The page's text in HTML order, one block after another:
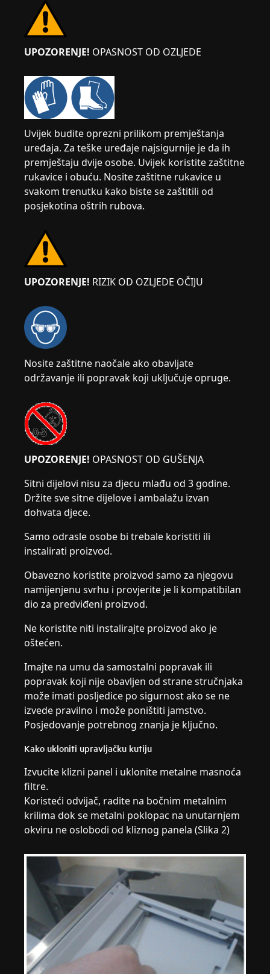
UPOZORENJE! OPASNOST OD OZLJEDE
Uvijek budite oprezni prilikom premještanja
uređaja. Za teške uređaje najsigurnije je da ih
premještaju dvije osobe. Uvijek koristite zaštitne
rukavice i obuću. Nosite zaštitne rukavice u
svakom trenutku kako biste se zaštitili od
posjekotina oštrih rubova.
UPOZORENJE! RIZIK OD OZLJEDE OČIJU
Nosite zaštitne naočale ako obavljate
održavanje ili popravak koji uključuje opruge.
UPOZORENJE! OPASNOST OD GUŠENJA
Sitni dijelovi nisu za djecu mlađu od 3 godine.
Držite sve sitne dijelove i ambalažu izvan
dohvata djece.
Samo odrasle osobe bi trebale koristiti ili
instalirati proizvod.
Obavezno koristite proizvod samo za njegovu
namijenjenu svrhu i provjerite je li kompatibilan
dio za predviđeni proizvod.
Ne koristite niti instalirajte proizvod ako je
oštećen.
Imajte na umu da samostalni popravak ili
popravak koji nije obavljen od strane stručnjaka
može imati posljedice po sigurnost ako se ne
izvede pravilno i može poništiti jamstvo.
Posjedovanje potrebnog znanja je ključno.
Kako ukloniti upravljačku kutiju
Izvucite klizni panel i uklonite metalne masnoća
filtre.
Koristeći odvijač, radite na bočnim metalnim
krilima dok se metalni poklopac na unutarnjem
okviru ne oslobodi od kliznog panela (Slika 2)